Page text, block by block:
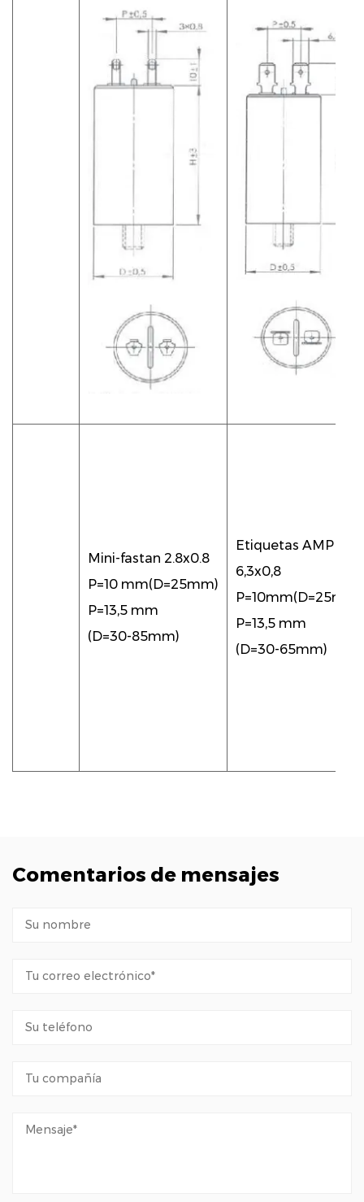
Mini-fastan 2.8x0.8
P=10 mm(D=25mm)
P=13,5 mm
(D=30-85mm)
Etiquetas AMP
6,3x0,8
P=10mm(D=25mm)
P=13,5 mm
(D=30-65mm)
Comentarios de mensajes